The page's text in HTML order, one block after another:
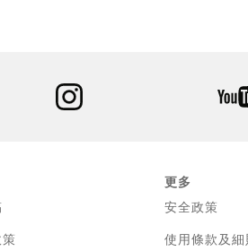
instagram
更多
安全政策
使用條款及細